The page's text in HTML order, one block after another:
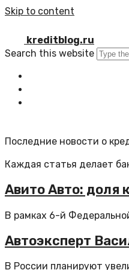
Skip to content
kreditblog.ru
Search this website
Последние новости о
Каждая статья делает
Авито Авто: доля
В рамках 6-й
Автоэксперт
В России планируют